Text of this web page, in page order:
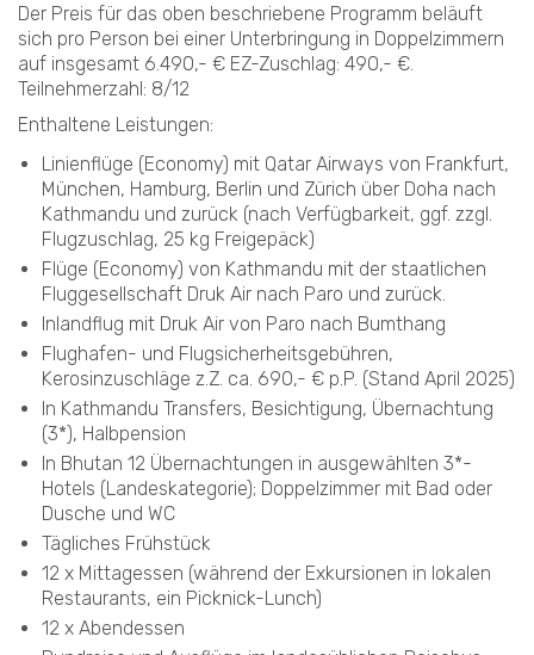
Der Preis für das oben beschriebene Programm beläuft
sich pro Person bei einer Unterbringung in Doppelzimmern
auf insgesamt 6.490,- € EZ-Zuschlag: 490,- €.
Teilnehmerzahl: 8/12
Enthaltene Leistungen:
Linienflüge (Economy) mit Qatar Airways von Frankfurt,
München, Hamburg, Berlin und Zürich über Doha nach
Kathmandu und zurück (nach Verfügbarkeit, ggf. zzgl.
Flugzuschlag, 25 kg Freigepäck)
Flüge (Economy) von Kathmandu mit der staatlichen
Fluggesellschaft Druk Air nach Paro und zurück.
Inlandflug mit Druk Air von Paro nach Bumthang
Flughafen- und Flugsicherheitsgebühren,
Kerosinzuschläge z.Z. ca. 690,- € p.P. (Stand April 2025)
In Kathmandu Transfers, Besichtigung, Übernachtung
(3*), Halbpension
In Bhutan 12 Übernachtungen in ausgewählten 3*-
Hotels (Landeskategorie); Doppelzimmer mit Bad oder
Dusche und WC
Tägliches Frühstück
12 x Mittagessen (während der Exkursionen in lokalen
Restaurants, ein Picknick-Lunch)
12 x Abendessen